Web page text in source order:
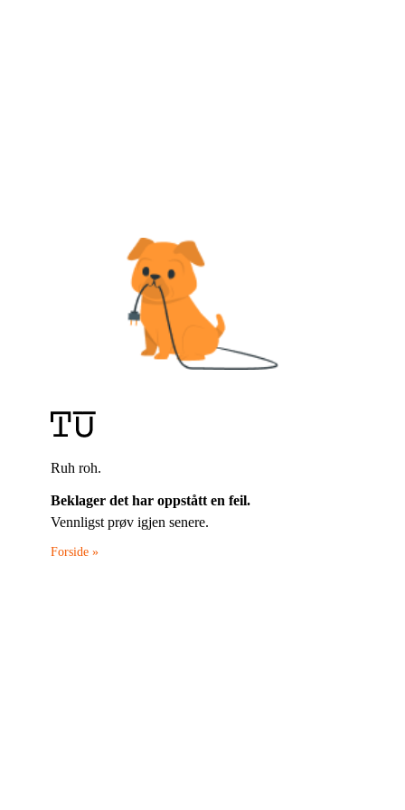
Ruh roh.
Beklager det har oppstått en feil.
Vennligst prøv igjen senere.
Forside »